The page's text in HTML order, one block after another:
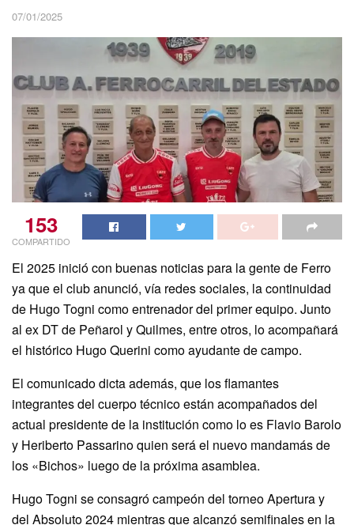
07/01/2025
153
COMPARTIDO
El 2025 inició con buenas noticias para la gente de Ferro
ya que el club anunció, vía redes sociales, la continuidad
de Hugo Togni como entrenador del primer equipo. Junto
al ex DT de Peñarol y Quilmes, entre otros, lo acompañará
el histórico Hugo Querini como ayudante de campo.
El comunicado dicta además, que los flamantes
integrantes del cuerpo técnico están acompañados del
actual presidente de la institución como lo es Flavio Barolo
y Heriberto Passarino quien será el nuevo mandamás de
los «Bichos» luego de la próxima asamblea.
Hugo Togni se consagró campeón del torneo Apertura y
del Absoluto 2024 mientras que alcanzó semifinales en la